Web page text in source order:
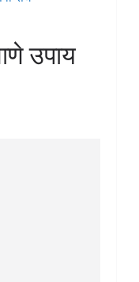
उपाय